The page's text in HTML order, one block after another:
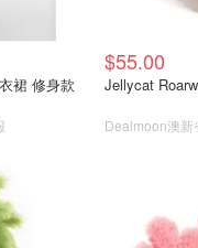
裙 修身款
$55.00
Jellycat
Dealmoon澳新